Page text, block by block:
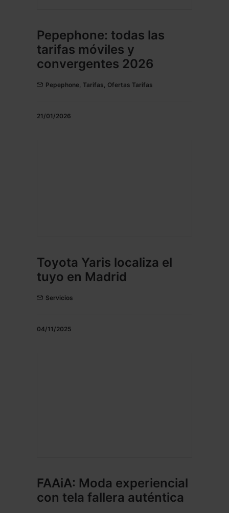
Pepephone: todas las
tarifas móviles y
convergentes 2026
Pepephone, Tarifas, Ofertas Tarifas
21/01/2026
Toyota Yaris localiza el
tuyo en Madrid
Servicios
04/11/2025
FAAiA: Moda experiencial
con tela fallera auténtica